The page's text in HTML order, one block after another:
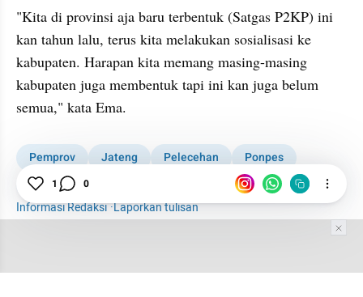
"Kita di provinsi aja baru terbentuk (Satgas P2KP) ini
kan tahun lalu, terus kita melakukan sosialisasi ke
kabupaten. Harapan kita memang masing-masing
kabupaten juga membentuk tapi ini kan juga belum
semua," kata Ema.
Pemprov Jateng Pelecehan
Ponpes
Pencabulan Santriwati di Pati
News
Informasi Redaksi·Laporkan tulisan
1 0